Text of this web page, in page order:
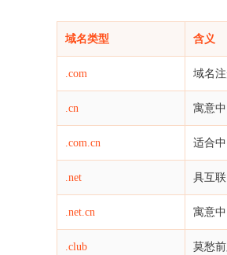
域名类型 含义
.com 域名
.cn 寓意
.com.cn 适合
.net 具互
.net.cn 寓意
.club 莫愁